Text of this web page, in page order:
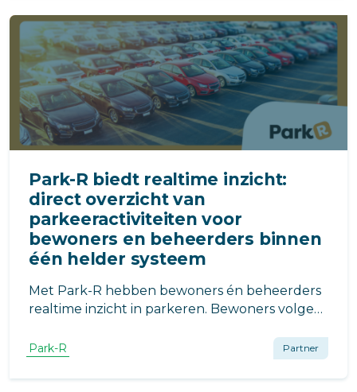
Park-R biedt realtime inzicht:
direct overzicht van
parkeeractiviteiten voor
bewoners en beheerders binnen
één helder systeem
Met Park-R hebben bewoners én beheerders
realtime inzicht in parkeren. Bewoners volgen
beheerders overzicht houden en direct
parkeerbeheer.
Park-R Partner